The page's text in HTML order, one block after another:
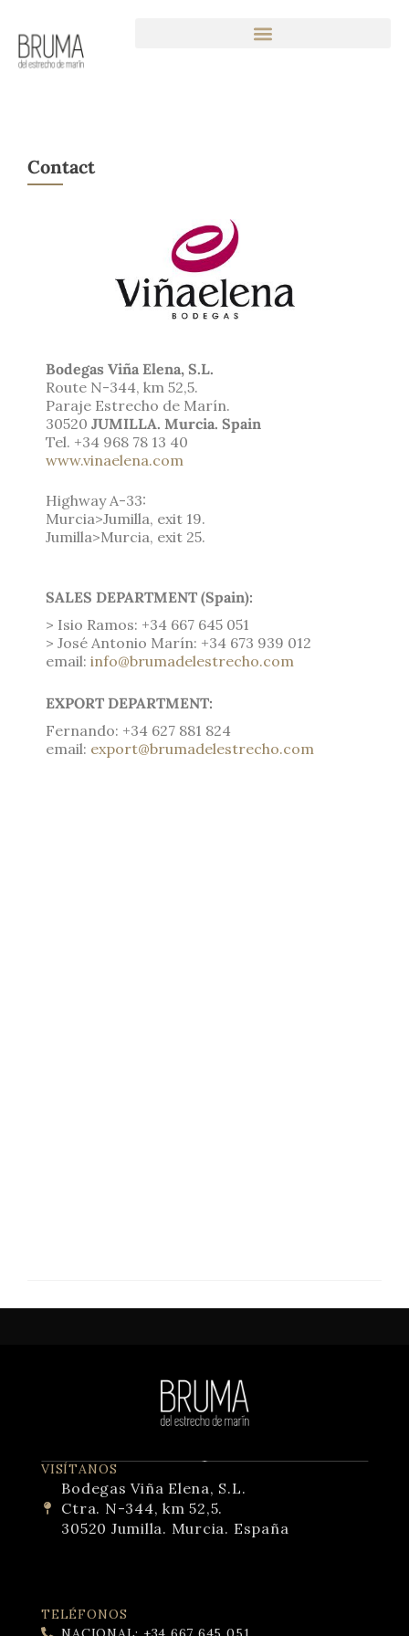
Contact
Bodegas Viña Elena, S.L.
Route N-344, km 52,5.
Paraje Estrecho de Marín.
30520 JUMILLA. Murcia. Spain
Tel. +34 968 78 13 40
www.vinaelena.com
Highway A-33:
Murcia>Jumilla, exit 19.
Jumilla>Murcia, exit 25.
SALES DEPARTMENT (Spain):
> Isio Ramos: +34 667 645 051
> José Antonio Marín: +34 673 939 012
email: info@brumadelestrecho.com
EXPORT DEPARTMENT:
Fernando: +34 627 881 824
email: export@brumadelestrecho.com
VISÍTANOS
Bodegas Viña Elena, S.L.
Ctra. N-344, km 52,5.
30520 Jumilla. Murcia. España
TELÉFONOS